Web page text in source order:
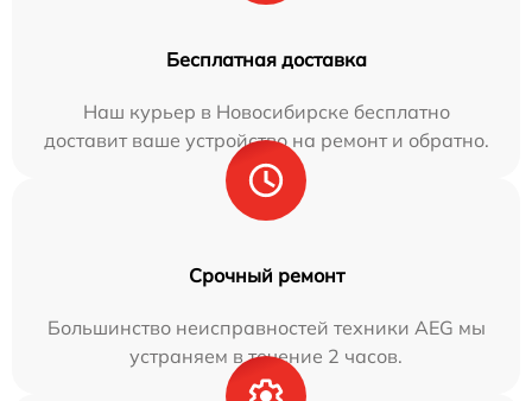
Бесплатная доставка
Наш курьер в Новосибирске бесплатно
доставит ваше устройство на ремонт и обратно.
Срочный ремонт
Большинство неисправностей техники AEG мы
устраняем в течение 2 часов.